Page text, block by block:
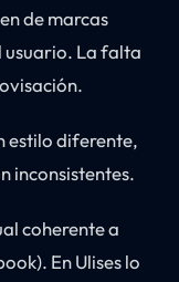
de marcas
usuario. La falta
estilo diferente,
inconsistentes.
coherente a
En Ulises lo